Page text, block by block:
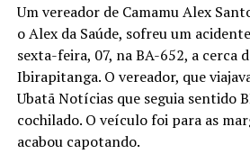
Um vereador de Camamu Alex
o Alex da Saúde, sofreu um
sexta-feira, 07, na BA-652, a cerca
Ibirapitanga. O vereador, que
Ubatã Notícias que seguia sentido
cochilado. O veículo foi para as
acabou capotando.